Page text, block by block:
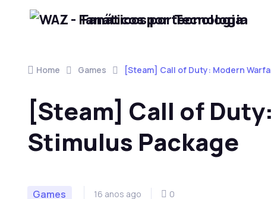
Skip to navigation
Skip to contentFanáticos por Tecnologia
Home Games [Steam] Call of Duty: Modern
[Steam] Call of
Stimulus Package
Games 16 anos ago 0